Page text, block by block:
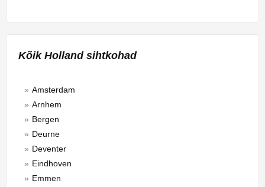
Kõik Holland sihtkohad
Amsterdam
Arnhem
Bergen
Deurne
Deventer
Eindhoven
Emmen